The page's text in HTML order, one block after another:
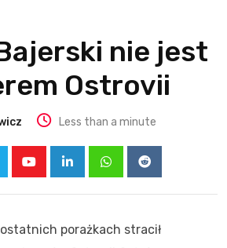
nie jest
Ostrovii
Less than a minute
LinkedInWhatsappReddit
porażkach stracił